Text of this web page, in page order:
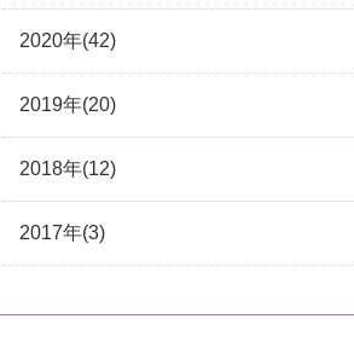
2020年(42)
2019年(20)
2018年(12)
2017年(3)